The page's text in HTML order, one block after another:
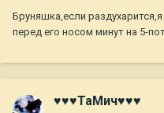
Бруняшка,если
перед его носом минут на 5-
♥♥♥ТаМич♥♥♥